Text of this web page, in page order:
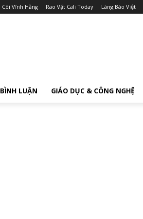
Cõi Vĩnh Hằng Rao Vặt Cali Today Làng Báo Việt
BÌNH LUẬN GIÁO DỤC & CÔNG NGHỆ